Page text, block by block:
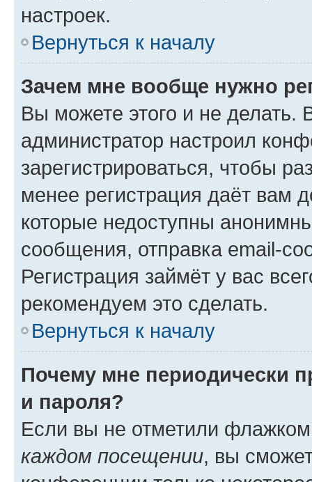
настроек.
Вернуться к началу
Зачем мне вообще нужно
Вы можете этого и не делать.
администратор настроил
зарегистрироваться, чтобы
менее регистрация даёт вам
которые недоступны
сообщения, отправка email-
Регистрация займёт у вас
рекомендуем это сделать.
Вернуться к началу
Почему мне периодически
и пароля?
Если вы не отметили
каждом посещении, вы